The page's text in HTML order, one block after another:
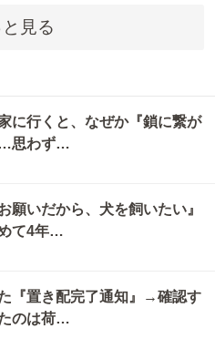
見る
に行くと、なぜか『鎖に繋が
…思わず…
願いだから、犬を飼いたい』
て4年…
『置き配完了通知』→確認す
のは荷…